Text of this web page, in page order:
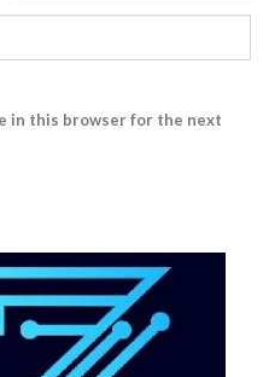
in this browser for the next